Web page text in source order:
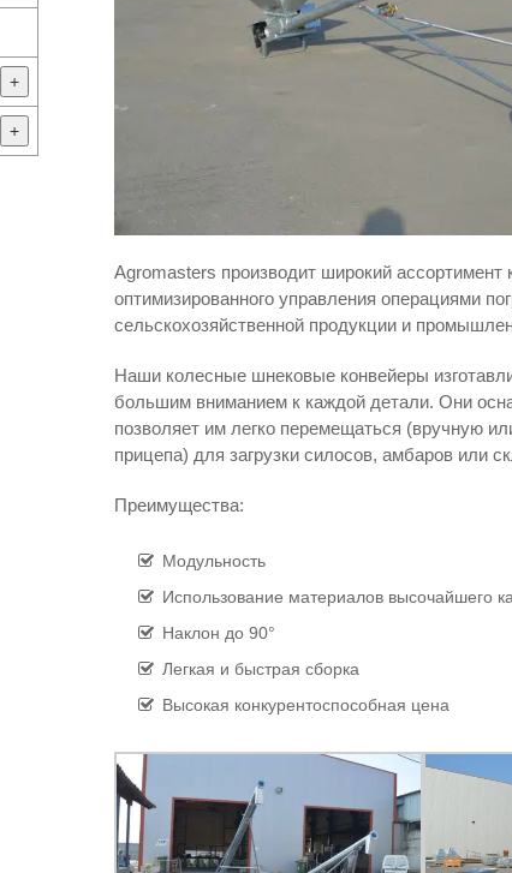
+
+
Agromasters производит широкий
оптимизированного управления операциями
сельскохозяйственной продукции и
Наши колесные шнековые конвейеры
большим вниманием к каждой детали. Они
позволяет им легко перемещаться (вручную
прицепа) для загрузки силосов, амбаров или
Преимущества:
Модульность
Использование материалов высочайшего
Наклон до 90°
Легкая и быстрая сборка
Высокая конкурентоспособная цена